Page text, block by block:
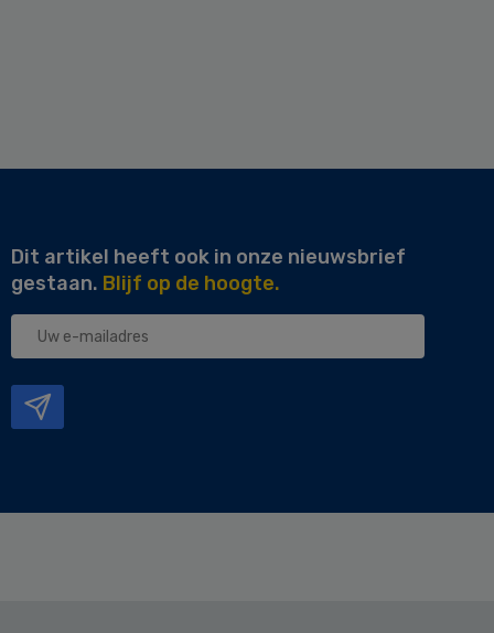
Dit artikel heeft ook in onze nieuwsbrief
gestaan. Blijf op de hoogte.
Uw